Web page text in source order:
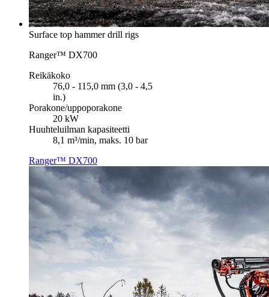
Surface top hammer drill rigs
Ranger™ DX700
Reikäkoko
76,0 - 115,0 mm (3,0 - 4,5
in.)
Porakone/uppoporakone
20 kW
Huuhteluilman kapasiteetti
8,1 m³/min, maks. 10 bar
Ranger™ DX700